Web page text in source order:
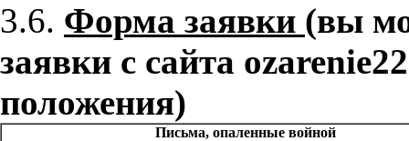
3.6. Форма заявки (вы
заявки с сайта ozarenie
положения)
Письма, опаленные войной